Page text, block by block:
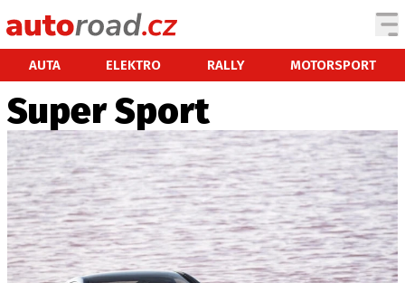
AUTA ELEKTRO RALLY MOTORSPORT
AUTA
TESTY AUT
NOVINKY
EKO
SPY
HISTORIE
ZAJÍMAVOSTI
TECHNIKA
Super Sport